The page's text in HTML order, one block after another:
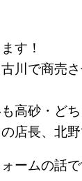
す！
川で商売
高砂・ど
店長、北野
ームの話で